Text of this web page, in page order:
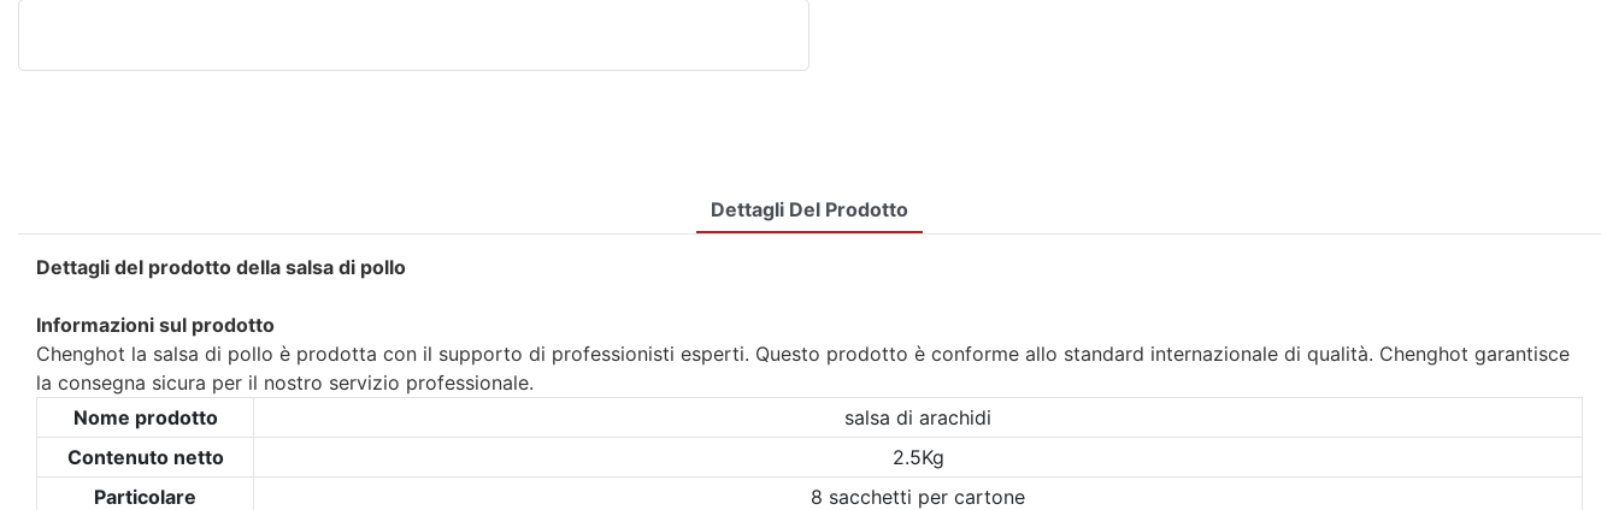
Dettagli Del Prodotto
Dettagli del prodotto della salsa di pollo
Informazioni sul prodotto
Chenghot la salsa di pollo è prodotta con il supporto di professionisti esperti. Questo prodotto è conforme allo standard internazionale di qualità. Chenghot garantisce
la consegna sicura per il nostro servizio professionale.
Nome prodotto
salsa di arachidi
Contenuto netto
2.5Kg
Particolare
8 sacchetti per cartone